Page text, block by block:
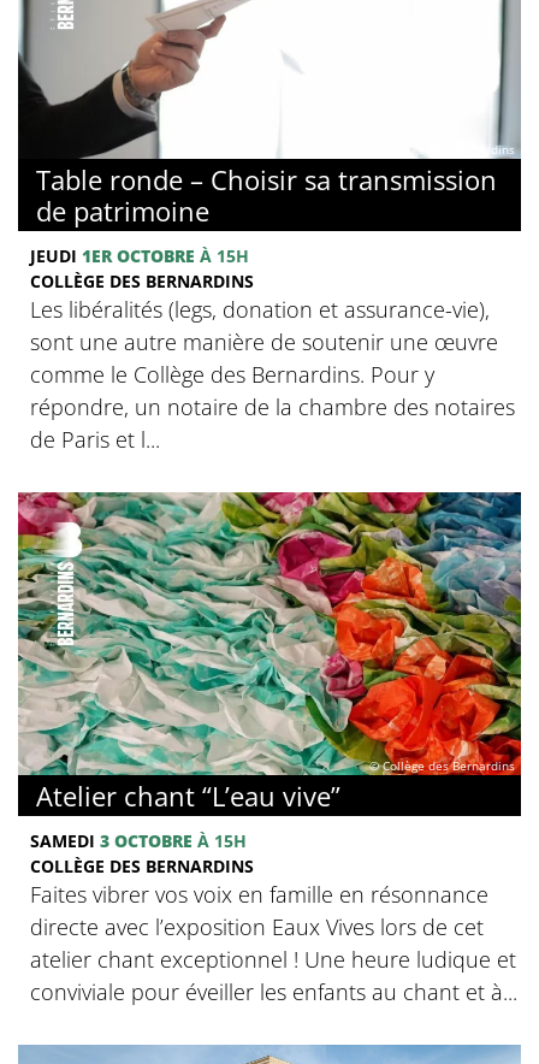
© Collège des Bernardins
Table ronde – Choisir sa transmission
de patrimoine
JEUDI 1ER OCTOBRE À 15H
COLLÈGE DES BERNARDINS
Les libéralités (legs, donation et assurance-vie),
sont une autre manière de soutenir une œuvre
comme le Collège des Bernardins. Pour y
répondre, un notaire de la chambre des notaires
de Paris et l...
© Collège des Bernardins
Atelier chant “L’eau vive”
SAMEDI 3 OCTOBRE À 15H
COLLÈGE DES BERNARDINS
Faites vibrer vos voix en famille en résonnance
directe avec l’exposition Eaux Vives lors de cet
atelier chant exceptionnel ! Une heure ludique et
conviviale pour éveiller les enfants au chant et à...